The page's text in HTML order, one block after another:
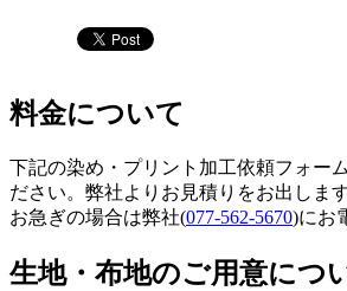
料金について
下記の染め・プリント加工依頼フォー
ださい。弊社よりお見積りをお出します
お急ぎの場合は弊社(077-562-5670)にお
生地・布地のご用意につ